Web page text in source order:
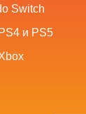
Switch
и PS5